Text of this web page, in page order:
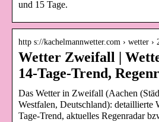
und 15 Tage.
http s://kachelmannwetter.com › wetter
Wetter Zweifall |
14-Tage-Trend,
Das Wetter in Zweifall (Aachen
Westfalen, Deutschland): detaillierte
Tage-Trend, aktuelles Regenradar